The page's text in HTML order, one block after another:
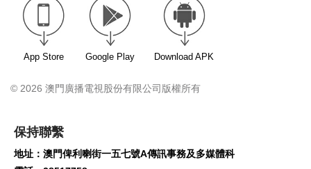
App Store Google Play Download APK
© 2026 澳門廣播電視股份有限公司版權所有
保持聯繫
地址：澳門俾利喇街一五七號A傳訊事務及多媒體科